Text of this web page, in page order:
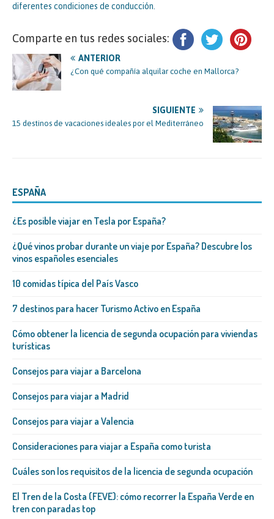
diferentes condiciones de conducción.
Comparte en tus redes sociales:
ANTERIOR
¿Con qué compañía alquilar coche en Mallorca?
SIGUIENTE
15 destinos de vacaciones ideales por el Mediterráneo
ESPAÑA
¿Es posible viajar en Tesla por España?
¿Qué vinos probar durante un viaje por España? Descubre los
vinos españoles esenciales
10 comidas típica del País Vasco
7 destinos para hacer Turismo Activo en España
Cómo obtener la licencia de segunda ocupación para viviendas
turísticas
Consejos para viajar a Barcelona
Consejos para viajar a Madrid
Consejos para viajar a Valencia
Consideraciones para viajar a España como turista
Cuáles son los requisitos de la licencia de segunda ocupación
El Tren de la Costa (FEVE): cómo recorrer la España Verde en
tren con paradas top